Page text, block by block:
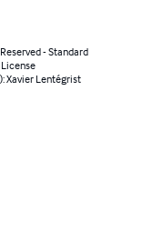
- Standard
Xavier Lentégrist